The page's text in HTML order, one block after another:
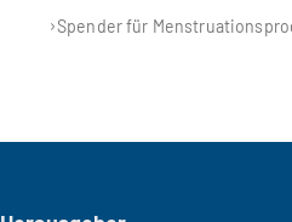
Spender für